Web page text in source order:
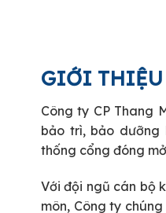
GIỚI THIỆU
Công ty CP Thang
bảo trì, bảo dưỡng
thống cổng đóng
Với đội ngũ cán bộ
môn, Công ty